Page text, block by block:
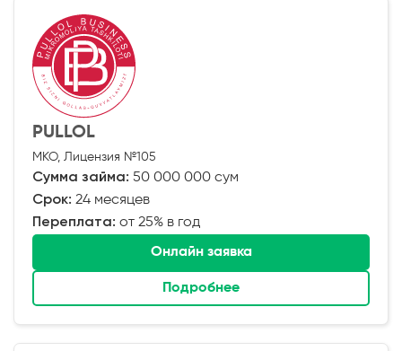
PULLOL
МКО, Лицензия №105
Сумма займа: 50 000 000 сум
Срок: 24 месяцев
Переплата: от 25% в год
Онлайн заявка
Подробнее